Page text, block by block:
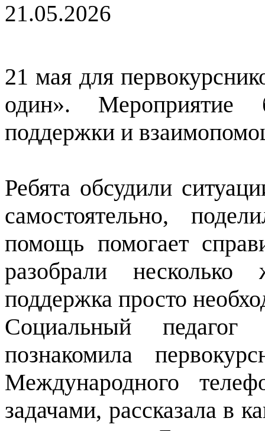
21.05.2026
21 мая для
один». Мероприятие
поддержки и
Ребята обсудили
самостоятельно,
помощь помогает
разобрали несколько
поддержка просто
Социальный
познакомила
Международного
задачами, рассказала в